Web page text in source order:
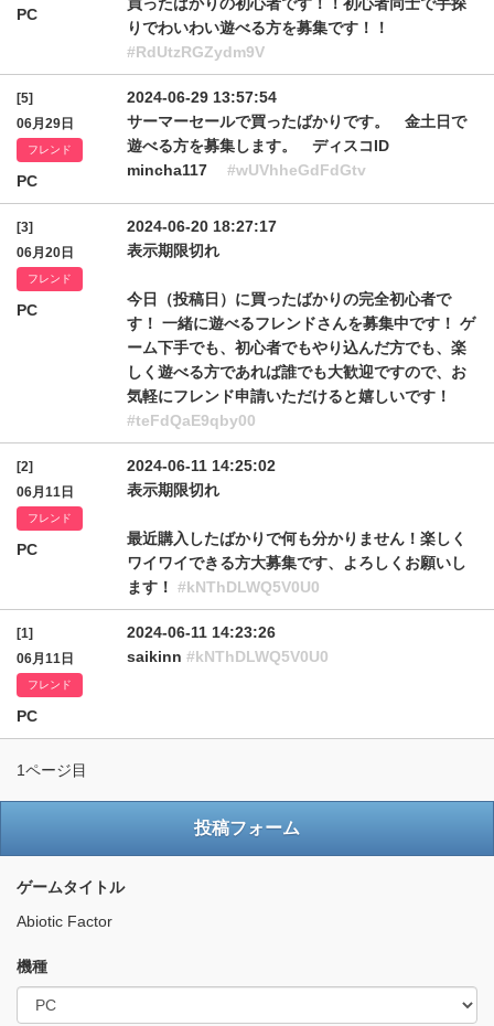
PC
りでわいわい遊べる方を募集です！！
#RdUtzRGZydm9V
[5]
06月29日
フレンド
PC
2024-06-29 13:57:54
サーマーセールで買ったばかりです。 金土日で
遊べる方を募集します。 ディスコID
mincha117 #wUVhheGdFdGtv
[3]
06月20日
フレンド
PC
2024-06-20 18:27:17
表示期限切れ
今日（投稿日）に買ったばかりの完全初心者で
す！ 一緒に遊べるフレンドさんを募集中です！ ゲ
ーム下手でも、初心者でもやり込んだ方でも、楽
しく遊べる方であれば誰でも大歓迎ですので、お
気軽にフレンド申請いただけると嬉しいです！
#teFdQaE9qby00
[2]
06月11日
フレンド
PC
2024-06-11 14:25:02
表示期限切れ
最近購入したばかりで何も分かりません！楽しく
ワイワイできる方大募集です、よろしくお願いし
ます！ #kNThDLWQ5V0U0
[1]
06月11日
フレンド
PC
2024-06-11 14:23:26
saikinn #kNThDLWQ5V0U0
1ページ目
投稿フォーム
ゲームタイトル
Abiotic Factor
機種